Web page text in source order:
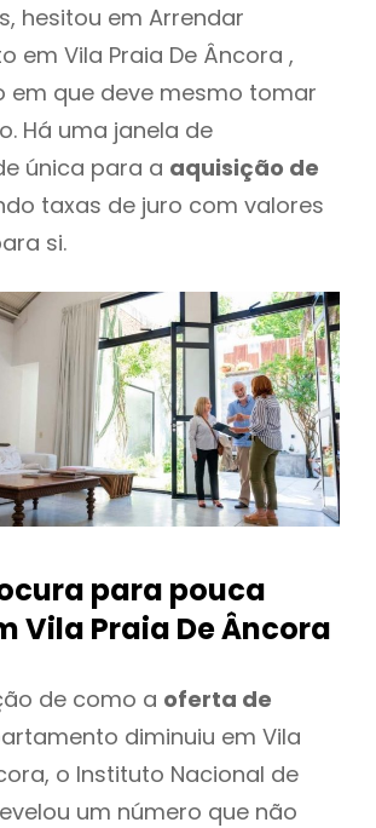
hesitou em Arrendar
em Vila Praia De Âncora ,
em que deve mesmo tomar
Há uma janela de
única para a aquisição de
taxas de juro com valores
si.
para pouca
Vila Praia De Âncora
de como a oferta de
diminuiu em Vila
o Instituto Nacional de
um número que não